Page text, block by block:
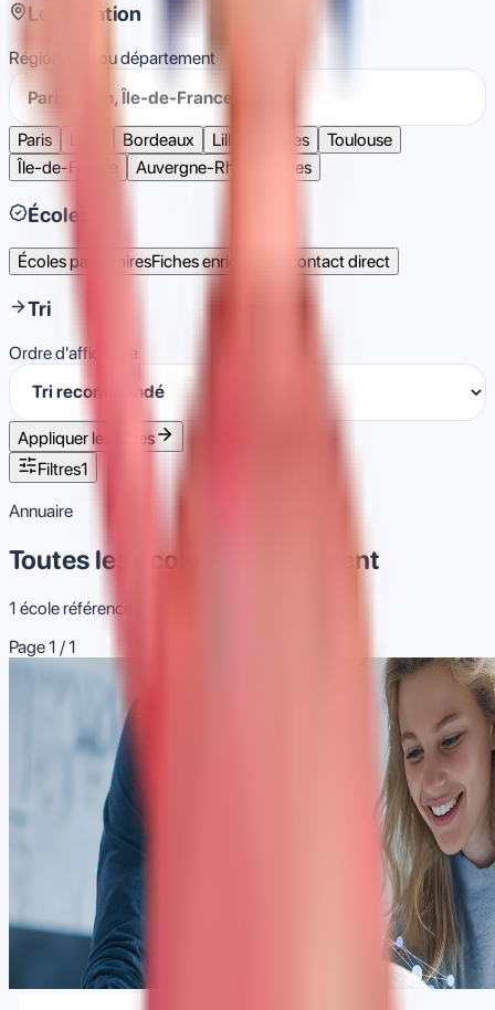
Localisation
Région, ville ou département
Paris Bordeaux Lille Nantes
Toulouse
Île-de-France
Auvergne-Rhône-Alpes
Écoles
Écoles partenairesFiches enrichies et contact direct
Tri
Ordre d'affichage
Appliquer les filtres
Filtres1
Annuaire
Toutes les écoles ExtraStudent
1 écoleréférencée
Page1 /1